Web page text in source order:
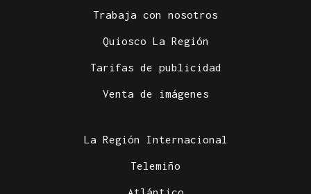
Trabaja con nosotros
Quiosco La Región
Tarifas de publicidad
Venta de imágenes
La Región Internacional
Telemiño